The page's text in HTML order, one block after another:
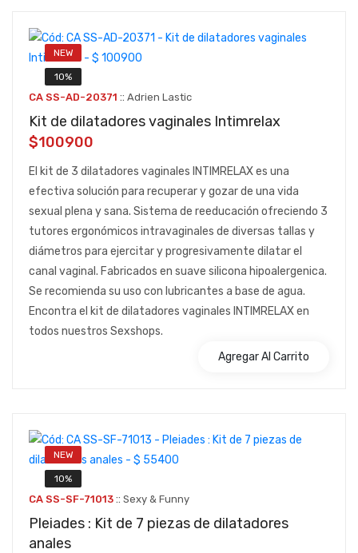
NEW
10%
CA SS-AD-20371 :: Adrien Lastic
Kit de dilatadores vaginales Intimrelax
$100900
El kit de 3 dilatadores vaginales INTIMRELAX es una
efectiva solución para recuperar y gozar de una vida
sexual plena y sana. Sistema de reeducación ofreciendo 3
tutores ergonómicos intravaginales de diversas tallas y
diámetros para ejercitar y progresivamente dilatar el
canal vaginal. Fabricados en suave silicona hipoalergenica.
Se recomienda su uso con lubricantes a base de agua.
Encontra el kit de dilatadores vaginales INTIMRELAX en
todos nuestros Sexshops.
Agregar Al Carrito
NEW
10%
CA SS-SF-71013 :: Sexy & Funny
Pleiades : Kit de 7 piezas de dilatadores
anales